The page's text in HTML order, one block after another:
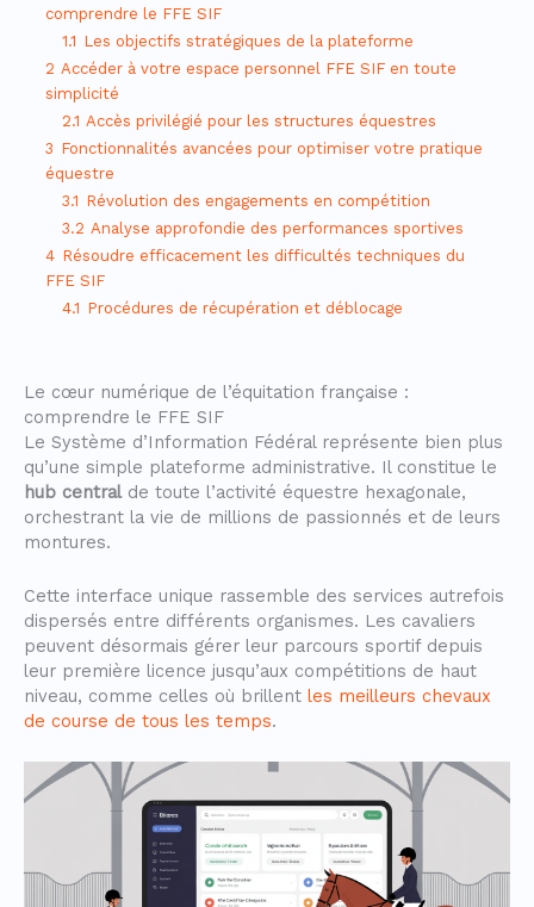
comprendre le FFE SIF
1.1 Les objectifs stratégiques de la plateforme
2 Accéder à votre espace personnel FFE SIF en toute
simplicité
2.1 Accès privilégié pour les structures équestres
3 Fonctionnalités avancées pour optimiser votre pratique
équestre
3.1 Révolution des engagements en compétition
3.2 Analyse approfondie des performances sportives
4 Résoudre efficacement les difficultés techniques du
FFE SIF
4.1 Procédures de récupération et déblocage
Le cœur numérique de l’équitation française :
comprendre le FFE SIF
Le Système d’Information Fédéral représente bien plus
qu’une simple plateforme administrative. Il constitue le
hub centralde toute l’activité équestre hexagonale,
orchestrant la vie de millions de passionnés et de leurs
montures.
Cette interface unique rassemble des services autrefois
dispersés entre différents organismes. Les cavaliers
peuvent désormais gérer leur parcours sportif depuis
leur première licence jusqu’aux compétitions de haut
niveau, comme celles où brillent les meilleurs chevaux
de course de tous les temps.